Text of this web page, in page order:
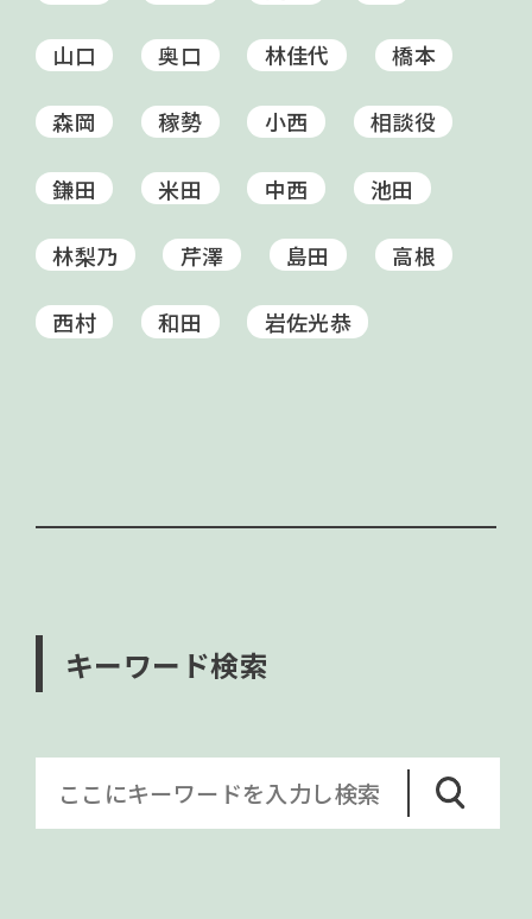
山口 奥口 林佳代 橋本
森岡 稼勢 小西 相談役
鎌田 米田 中西 池田
林梨乃 芹澤 島田 高根
西村 和田 岩佐光恭
キーワード検索